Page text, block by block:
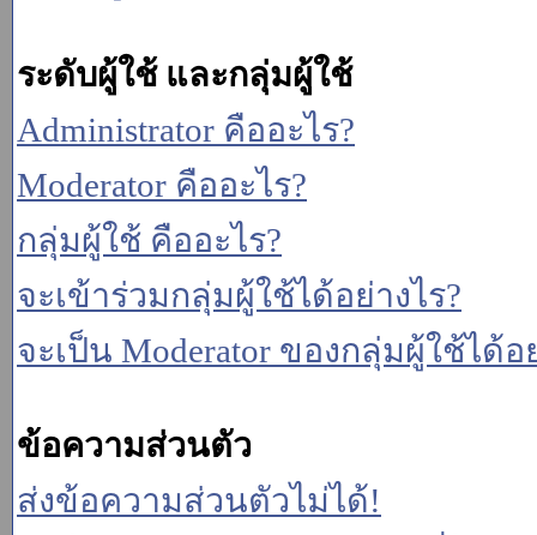
ระดับผู้ใช้ และกลุ่มผู้ใช้
Administrator คืออะไร?
Moderator คืออะไร?
กลุ่มผู้ใช้ คืออะไร?
จะเข้าร่วมกลุ่มผู้ใช้ได้อย่างไร?
จะเป็น Moderator ของกลุ่มผู้ใช้ได้อ
ข้อความส่วนตัว
ส่งข้อความส่วนตัวไม่ได้!